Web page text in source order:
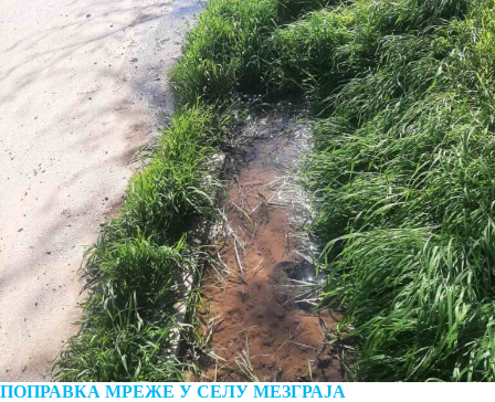
ПОПРАВКА МРЕЖЕ У СЕЛУ МЕЗГРАЈА